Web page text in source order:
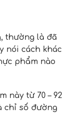
thường là đã
nói cách khác
phẩm nào
này từ 70 – 92
chỉ số đường